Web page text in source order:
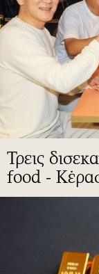
Τρεις
food -